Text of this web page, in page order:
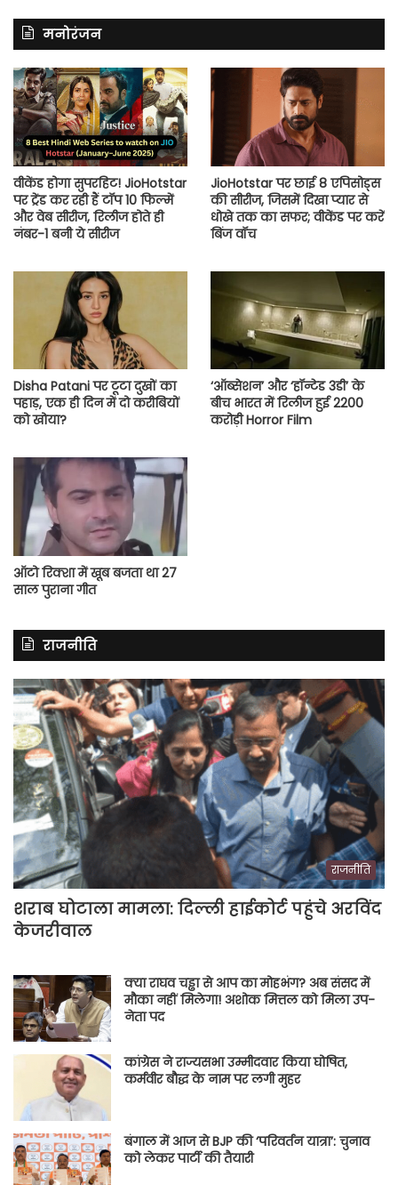
मनोरंजन
वीकेंड होगा सुपरहिट! JioHotstar
पर ट्रेंड कर रही हैं टॉप 10 फिल्में
और वेब सीरीज, रिलीज होते ही
नंबर-1 बनी ये सीरीज
JioHotstar पर छाई 8 एपिसोड्स
की सीरीज, जिसमें दिखा प्यार से
धोखे तक का सफर; वीकेंड पर करें
बिंज वॉच
Disha Patani पर टूटा दुखों का
पहाड़, एक ही दिन में दो करीबियों
को खोया?
‘ऑब्सेशन’ और ‘हॉन्टेड 3डी’ के
बीच भारत में रिलीज हुई 2200
करोड़ी Horror Film
ऑटो रिक्शा में खूब बजता था 27
साल पुराना गीत
राजनीति
राजनीति
शराब घोटाला मामला: दिल्ली हाईकोर्ट पहुंचे अरविंद
केजरीवाल
क्या राघव चड्ढा से आप का मोहभंग? अब संसद में
मौका नहीं मिलेगा! अशोक मित्तल को मिला उप-
नेता पद
कांग्रेस ने राज्यसभा उम्मीदवार किया घोषित,
कर्मवीर बौद्ध के नाम पर लगी मुहर
बंगाल में आज से BJP की ‘परिवर्तन यात्रा’: चुनाव
को लेकर पार्टी की तैयारी